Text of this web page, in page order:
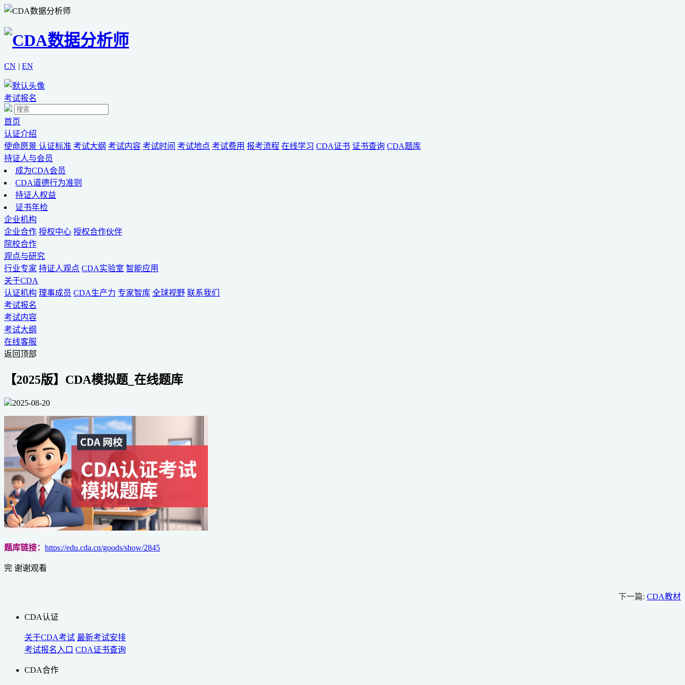
CN | EN
考试报名
首页
认证介绍
使命愿景 认证标准 考试大纲 考试内容 考试时间 考试地点 考试费用 报考流程 在线学习 CDA证书 证书查询 CDA题库
持证人与会员
成为CDA会员
CDA道德行为准则
持证人权益
证书年检
企业机构
企业合作 授权中心 授权合作伙伴
院校合作
观点与研究
行业专家 持证人观点 CDA实验室 智能应用
关于CDA
认证机构 理事成员 CDA生产力 专家智库 全球视野 联系我们
考试报名
考试内容
考试大纲
在线客服
返回顶部
【2025版】CDA模拟题_在线题库
2025-08-20
题库链接： https://edu.cda.cn/goods/show/2845
完 谢谢观看
下一篇: CDA教材
CDA认证
关于CDA考试 最新考试安排
考试报名入口 CDA证书查询
CDA合作